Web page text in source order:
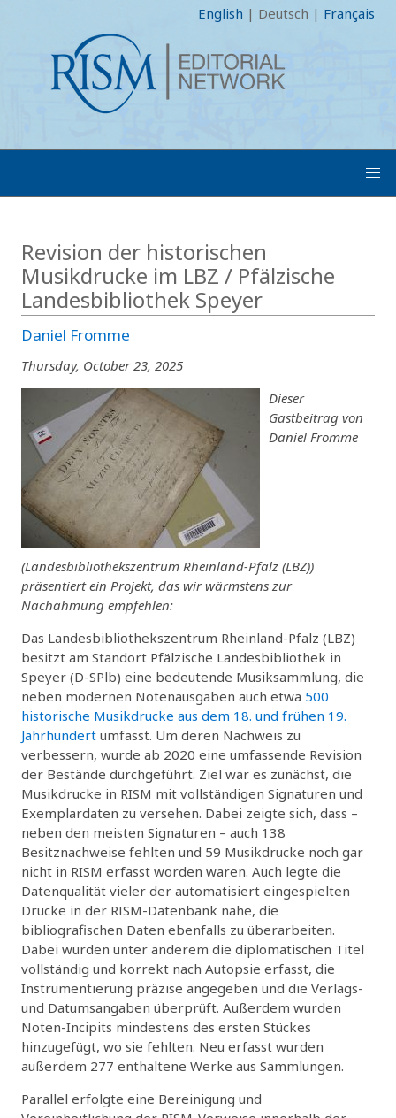
English | Deutsch | Français
Revision der historischen
Musikdrucke im LBZ / Pfälzische
Landesbibliothek Speyer
Daniel Fromme
Thursday, October 23, 2025
Dieser
Gastbeitrag von
Daniel Fromme
(Landesbibliothekszentrum Rheinland-Pfalz (LBZ))
präsentiert ein Projekt, das wir wärmstens zur
Nachahmung empfehlen:
Das Landesbibliothekszentrum Rheinland-Pfalz (LBZ)
besitzt am Standort Pfälzische Landesbibliothek in
Speyer (D-SPlb) eine bedeutende Musiksammlung, die
neben modernen Notenausgaben auch etwa 500
historische Musikdrucke aus dem 18. und frühen 19.
Jahrhundert umfasst. Um deren Nachweis zu
verbessern, wurde ab 2020 eine umfassende Revision
der Bestände durchgeführt. Ziel war es zunächst, die
Musikdrucke in RISM mit vollständigen Signaturen und
Exemplardaten zu versehen. Dabei zeigte sich, dass –
neben den meisten Signaturen – auch 138
Besitznachweise fehlten und 59 Musikdrucke noch gar
nicht in RISM erfasst worden waren. Auch legte die
Datenqualität vieler der automatisiert eingespielten
Drucke in der RISM-Datenbank nahe, die
bibliografischen Daten ebenfalls zu überarbeiten.
Dabei wurden unter anderem die diplomatischen Titel
vollständig und korrekt nach Autopsie erfasst, die
Instrumentierung präzise angegeben und die Verlags-
und Datumsangaben überprüft. Außerdem wurden
Noten-Incipits mindestens des ersten Stückes
hinzugefügt, wo sie fehlten. Neu erfasst wurden
außerdem 277 enthaltene Werke aus Sammlungen.
Parallel erfolgte eine Bereinigung und